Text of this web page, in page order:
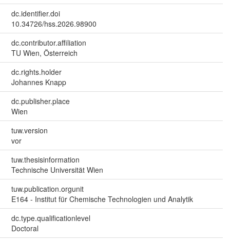
dc.identifier.doi
10.34726/hss.2026.98900
dc.contributor.affiliation
TU Wien, Österreich
dc.rights.holder
Johannes Knapp
dc.publisher.place
Wien
tuw.version
vor
tuw.thesisinformation
Technische Universität Wien
tuw.publication.orgunit
E164 - Institut für Chemische Technologien und Analytik
dc.type.qualificationlevel
Doctoral